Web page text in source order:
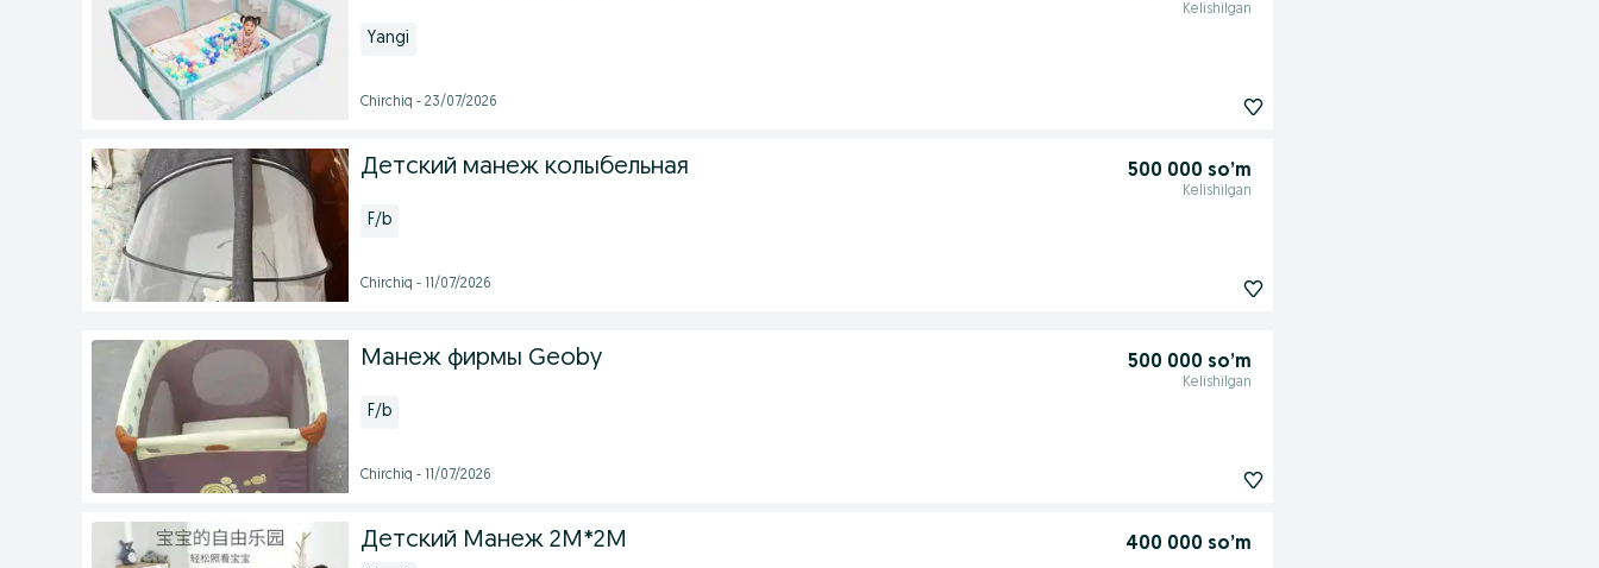
Kelishilgan
Yangi
Chirchiq - 23/07/2026
Детский манеж колыбельная 500 000 so’m
Kelishilgan
F/b
Chirchiq - 11/07/2026
Манеж фирмы Geoby 500 000 so’m
Kelishilgan
F/b
Chirchiq - 11/07/2026
Детский Манеж 2М*2M 400 000 so’m